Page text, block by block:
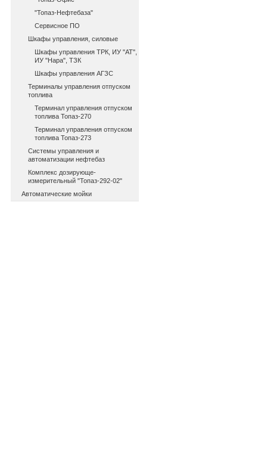
"Топаз-Нефтебаза"
Сервисное ПО
Шкафы управления, силовые
Шкафы управления ТРК, ИУ "АТ",
ИУ "Нара", ТЗК
Шкафы управления АГЗС
Терминалы управления отпуском
топлива
Терминал управления отпуском
топлива Топаз-270
Терминал управления отпуском
топлива Топаз-273
Системы управления и
автоматизации нефтебаз
Комплекс дозирующе-
измерительный "Топаз-292-02"
Автоматические мойки